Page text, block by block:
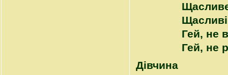
Гей, не
Гей, не
Дівчина